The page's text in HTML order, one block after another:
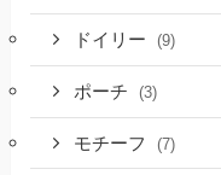
ドイリー (9)
ポーチ (3)
モチーフ (7)